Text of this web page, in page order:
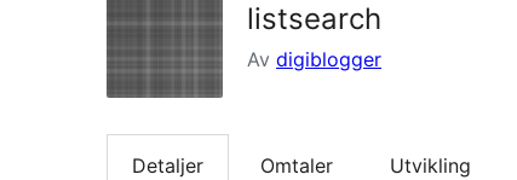
listsearch
Av digiblogger
Detaljer Omtaler Utvikling